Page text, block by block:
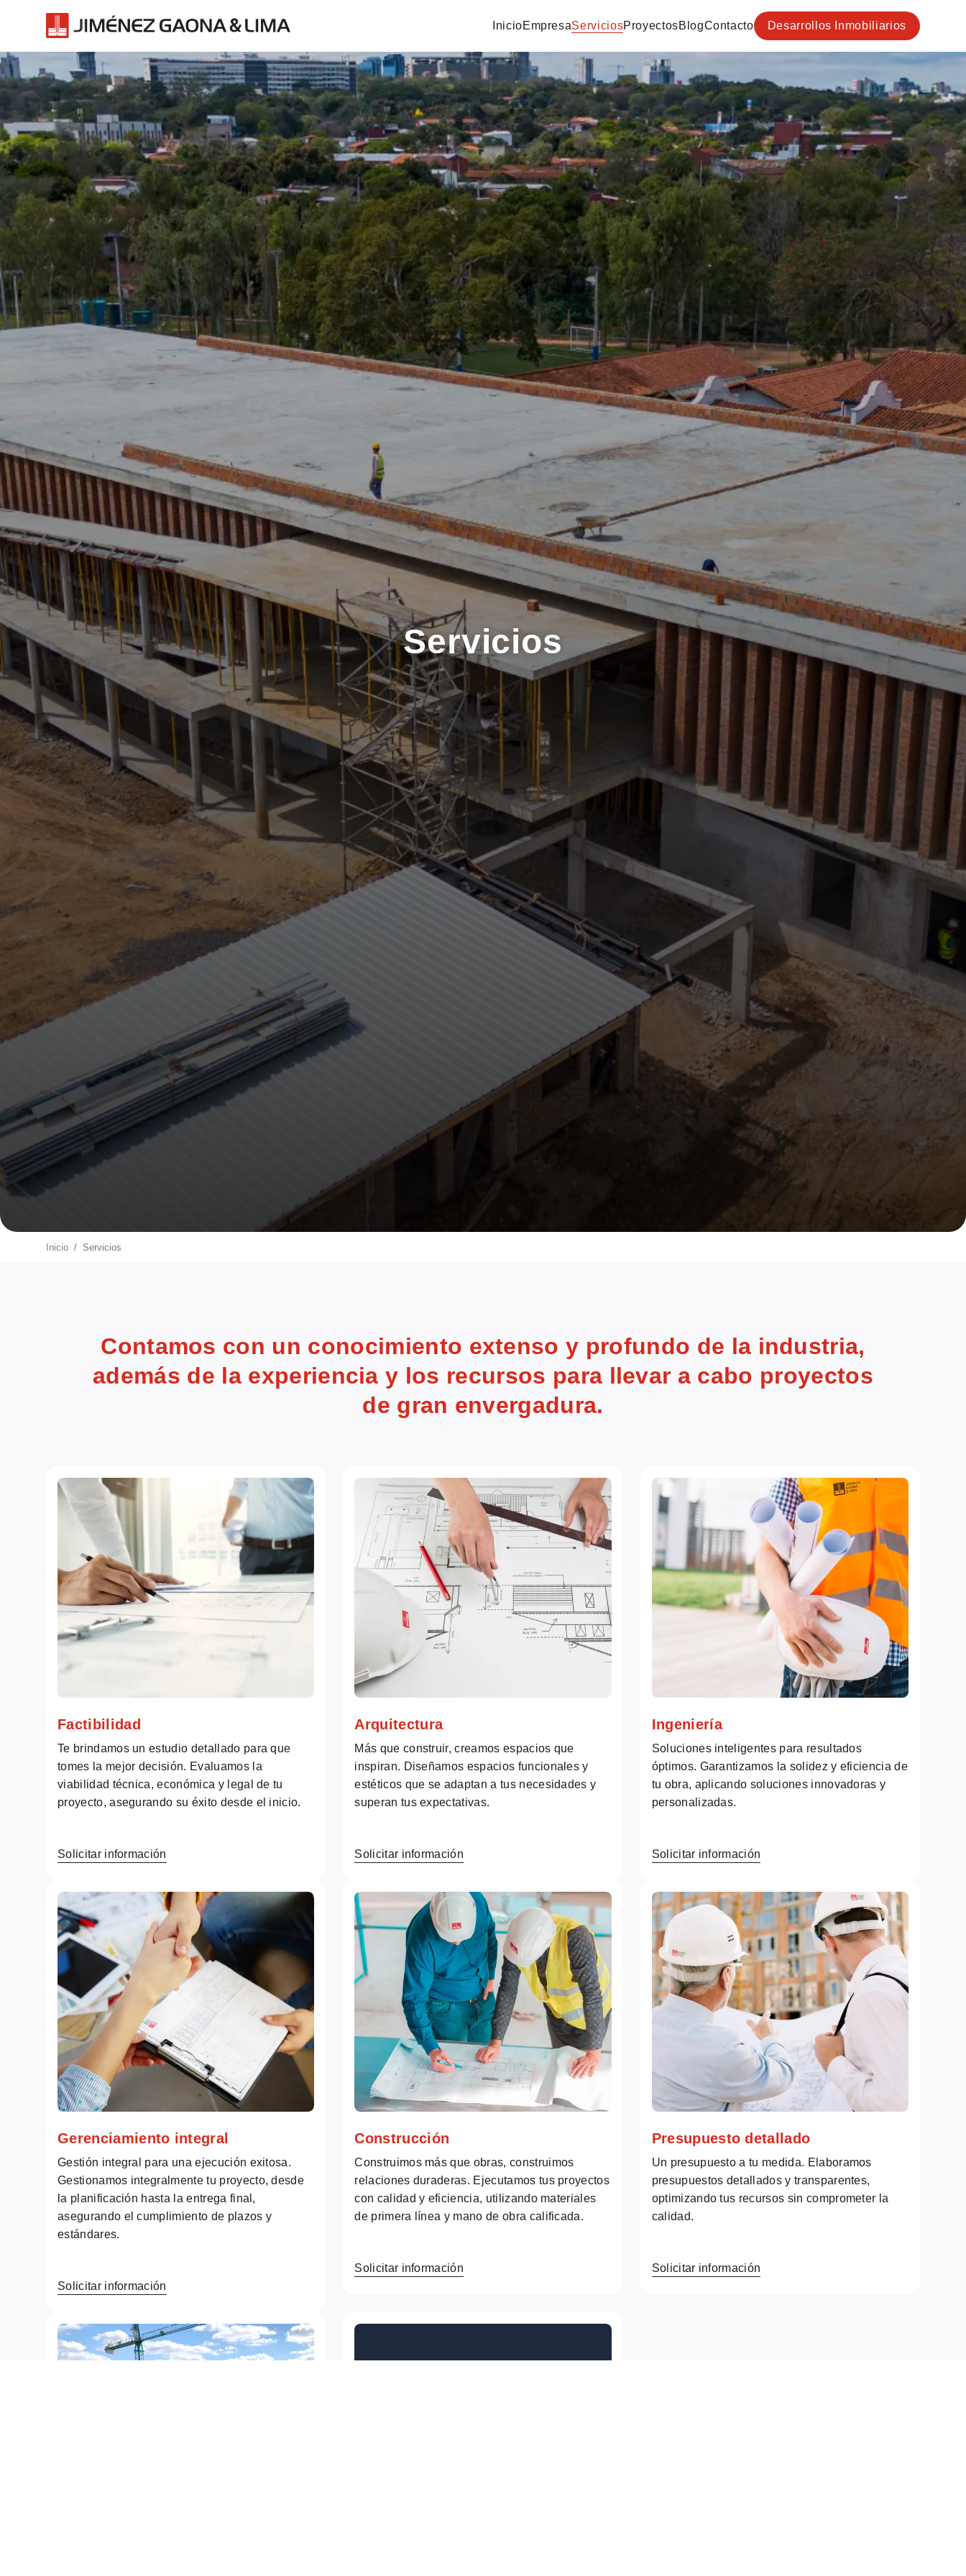
InicioEmpresaServiciosProyectosBlogContacto Desarrollos Inmobiliarios
Servicios
Inicio Servicios
Contamos con un conocimiento extenso y profundo de la industria,
además de la experiencia y los recursos para llevar a cabo proyectos
de gran envergadura.
Factibilidad
Te brindamos un estudio detallado para que
tomes la mejor decisión. Evaluamos la
viabilidad técnica, económica y legal de tu
proyecto, asegurando su éxito desde el inicio.
Solicitar información
Arquitectura
Más que construir, creamos espacios que
inspiran. Diseñamos espacios funcionales y
estéticos que se adaptan a tus necesidades y
superan tus expectativas.
Solicitar información
Ingeniería
Soluciones inteligentes para resultados
óptimos. Garantizamos la solidez y eficiencia de
tu obra, aplicando soluciones innovadoras y
personalizadas.
Solicitar información
Gerenciamiento integral
Gestión integral para una ejecución exitosa.
Gestionamos integralmente tu proyecto, desde
la planificación hasta la entrega final,
asegurando el cumplimiento de plazos y
estándares.
Solicitar información
Construcción
Construimos más que obras, construimos
relaciones duraderas. Ejecutamos tus proyectos
con calidad y eficiencia, utilizando materiales
de primera línea y mano de obra calificada.
Solicitar información
Presupuesto detallado
Un presupuesto a tu medida. Elaboramos
presupuestos detallados y transparentes,
optimizando tus recursos sin comprometer la
calidad.
Solicitar información